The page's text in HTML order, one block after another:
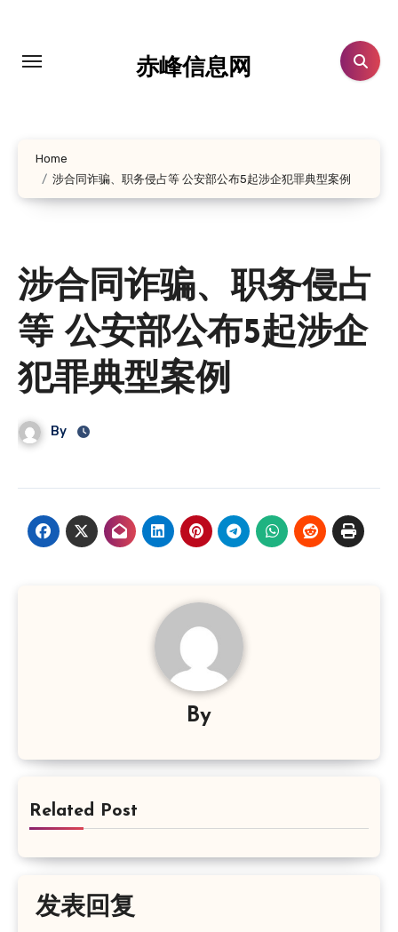
赤峰信息网
Home
涉合同诈骗、职务侵占等 公安部公布5起涉企犯罪典型案例
涉合同诈骗、职务侵占
等 公安部公布5起涉企
犯罪典型案例
By
By
Related Post
发表回复